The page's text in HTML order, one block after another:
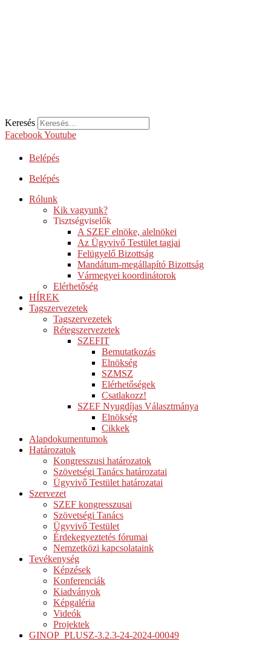
Keresés
FacebookYoutube
Belépés
Belépés
Rólunk
Kik vagyunk?
Tisztségviselők
A SZEF elnöke, alelnökei
Az Ügyvivő Testület tagjai
Felügyelő Bizottság
Mandátum-megállapító Bizottság
Vármegyei koordinátorok
Elérhetőség
HÍREK
Tagszervezetek
Tagszervezetek
Rétegszervezetek
SZEFIT
Bemutatkozás
Elnökség
SZMSZ
Elérhetőségek
Csatlakozz!
SZEF Nyugdíjas Választmánya
Elnökség
Cikkek
Alapdokumentumok
Határozatok
Kongresszusi határozatok
Szövetségi Tanács határozatai
Ügyvivő Testület határozatai
Szervezet
SZEF kongresszusai
Szövetségi Tanács
Ügyvivő Testület
Érdekegyeztetés fórumai
Nemzetközi kapcsolataink
Tevékenység
Képzések
Konferenciák
Kiadványok
Képgaléria
Videók
Projektek
GINOP_PLUSZ-3.2.3-24-2024-00049